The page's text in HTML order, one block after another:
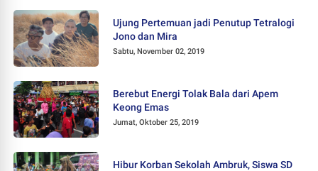
Ujung Pertemuan jadi Penutup Tetralogi
Jono dan Mira
Sabtu, November 02, 2019
Berebut Energi Tolak Bala dari Apem
Keong Emas
Jumat, Oktober 25, 2019
Hibur Korban Sekolah Ambruk, Siswa SD